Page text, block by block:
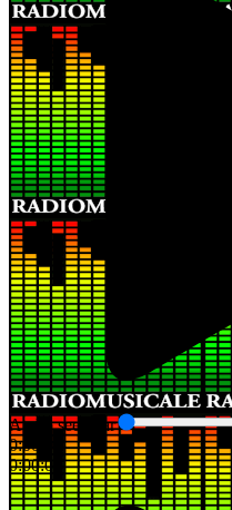
Audio seek bar
0:00:00
0:00:00